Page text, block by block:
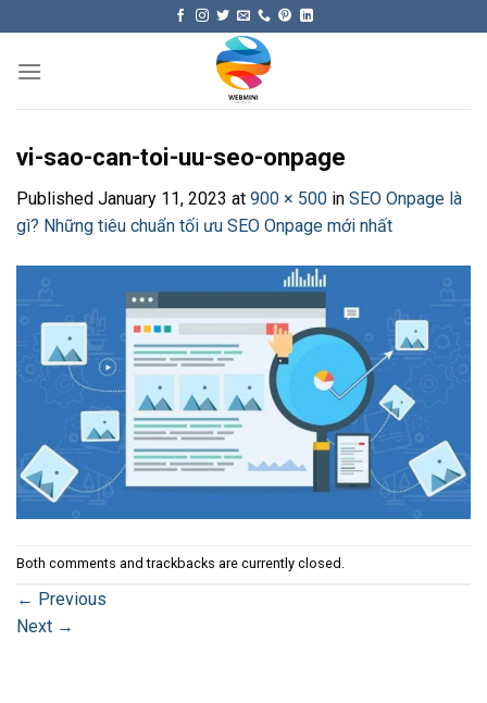
content
vi-sao-can-toi-uu-seo-onpage
Published January 11, 2023 at 900 × 500 in SEO Onpage là
gì? Những tiêu chuẩn tối ưu SEO Onpage mới nhất
Both comments and trackbacks are currently closed.
← Previous
Next →